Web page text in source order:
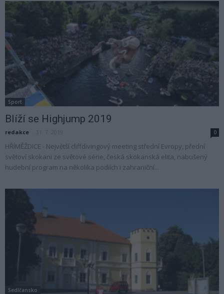
Sport
Blíží se Highjump 2019
redakce 0
HŘÍMĚŽDICE - Největší cliffdivingový meeting střední Evropy, přední
světoví skokani ze světové série, česká skokanská elita, nabušený
hudební program na několika podiích i zahraniční...
Sedlčansko